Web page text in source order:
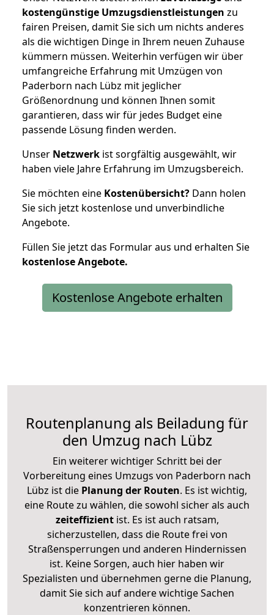
kostengünstige Umzugsdienstleistungen zu
fairen Preisen, damit Sie sich um nichts anderes
als die wichtigen Dinge in Ihrem neuen Zuhause
kümmern müssen. Weiterhin verfügen wir über
umfangreiche Erfahrung mit Umzügen von
Paderborn nach Lübz mit jeglicher
Größenordnung und können Ihnen somit
garantieren, dass wir für jedes Budget eine
passende Lösung finden werden.
Unser Netzwerk ist sorgfältig ausgewählt, wir
haben viele Jahre Erfahrung im Umzugsbereich.
Sie möchten eine Kostenübersicht? Dann holen
Sie sich jetzt kostenlose und unverbindliche
Angebote.
Füllen Sie jetzt das Formular aus und erhalten Sie
kostenloseAngebote.
Kostenlose Angebote erhalten
Routenplanung als Beiladung für
den Umzug nach Lübz
Ein weiterer wichtiger Schritt bei der
Vorbereitung eines Umzugs von Paderborn nach
Lübz ist die Planung der Routen. Es ist wichtig,
eine Route zu wählen, die sowohl sicher als auch
zeiteffizientist. Es ist auch ratsam,
sicherzustellen, dass die Route frei von
Straßensperrungen und anderen Hindernissen
ist. Keine Sorgen, auch hier haben wir
Spezialisten und übernehmen gerne die Planung,
damit Sie sich auf andere wichtige Sachen
konzentrieren können.